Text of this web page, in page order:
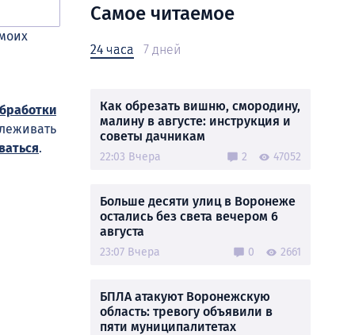
.
Самое читаемое
24 часа 7 дней
Как обрезать вишню, смородину,
малину в августе: инструкция и
советы дачникам
22:03 Вчера 2 47052
Больше десяти улиц в Воронеже
остались без света вечером 6
августа
23:07 Вчера 0 2661
БПЛА атакуют Воронежскую
область: тревогу объявили в
пяти муниципалитетах